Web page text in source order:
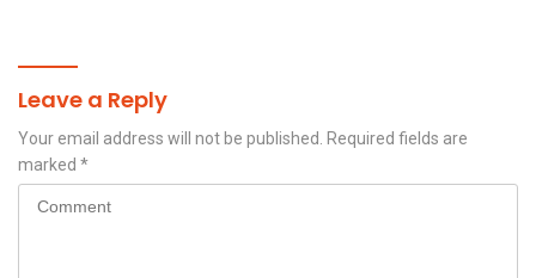
Warga
Leave a Reply
Your email address will not be published.
Required fields are
marked *